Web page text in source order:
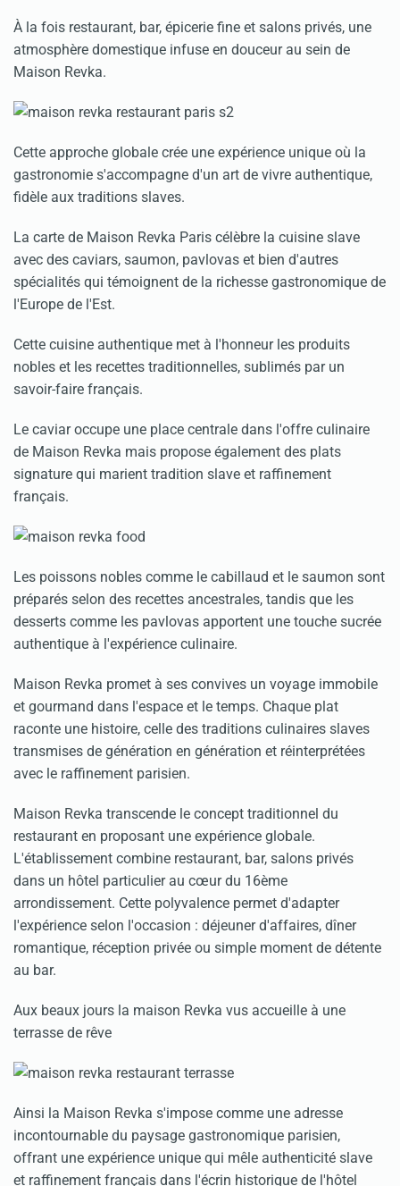
À la fois restaurant, bar, épicerie fine et salons privés, une
atmosphère domestique infuse en douceur au sein de
Maison Revka.
Cette approche globale crée une expérience unique où la
gastronomie s'accompagne d'un art de vivre authentique,
fidèle aux traditions slaves.
La carte de Maison Revka Paris célèbre la cuisine slave
avec des caviars, saumon, pavlovas et bien d'autres
spécialités qui témoignent de la richesse gastronomique de
l'Europe de l'Est.
Cette cuisine authentique met à l'honneur les produits
nobles et les recettes traditionnelles, sublimés par un
savoir-faire français.
Le caviar occupe une place centrale dans l'offre culinaire
de Maison Revka mais propose également des plats
signature qui marient tradition slave et raffinement
français.
Les poissons nobles comme le cabillaud et le saumon sont
préparés selon des recettes ancestrales, tandis que les
desserts comme les pavlovas apportent une touche sucrée
authentique à l'expérience culinaire.
Maison Revka promet à ses convives un voyage immobile
et gourmand dans l'espace et le temps. Chaque plat
raconte une histoire, celle des traditions culinaires slaves
transmises de génération en génération et réinterprétées
avec le raffinement parisien.
Maison Revka transcende le concept traditionnel du
restaurant en proposant une expérience globale.
L'établissement combine restaurant, bar, salons privés
dans un hôtel particulier au cœur du 16ème
arrondissement. Cette polyvalence permet d'adapter
l'expérience selon l'occasion : déjeuner d'affaires, dîner
romantique, réception privée ou simple moment de détente
au bar.
Aux beaux jours la maison Revka vus accueille à une
terrasse de rêve
Ainsi la Maison Revka s'impose comme une adresse
incontournable du paysage gastronomique parisien,
offrant une expérience unique qui mêle authenticité slave
et raffinement français dans l'écrin historique de l'hôtel